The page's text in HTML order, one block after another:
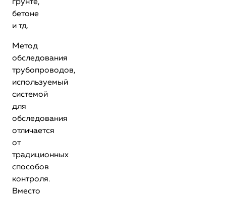
грунте,
бетоне
и тд.
Метод
обследования
трубопроводов,
используемый
системой
для
обследования
отличается
от
традиционных
способов
контроля.
Вместо